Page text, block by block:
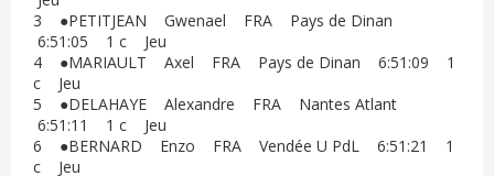
3 ●PETITJEAN Gwenael FRA Pays de Dinan
6:51:05 1 c Jeu
4 ●MARIAULT Axel FRA Pays de Dinan 6:51:09 1
c Jeu
5 ●DELAHAYE Alexandre FRA Nantes Atlant
6:51:11 1 c Jeu
6 ●BERNARD Enzo FRA Vendée U PdL 6:51:21 1
c Jeu